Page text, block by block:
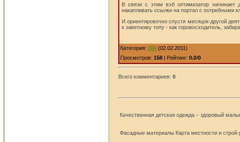
В связи с этим вэб оптимизатор начинает
накапливать ссылки на портал с потребными
И ориентировочно спустя месяцок-другой
к заветному топу - как горовосходитель,
Категория: 004 (02.02.2011)
Просмотров: 158 | Рейтинг: 0.0/0
Всего комментариев: 0
Качественная детская одежда – здоровый
Фасадные материалы Карта местности и